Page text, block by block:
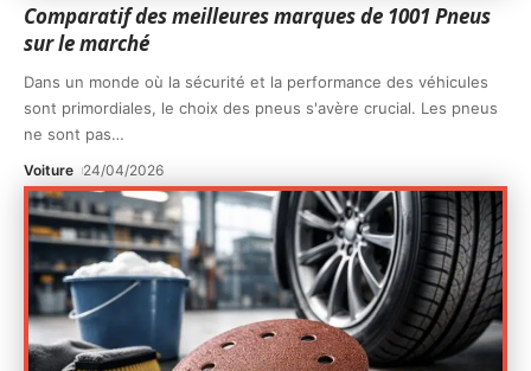
Comparatif des meilleures marques de 1001 Pneus
sur le marché
Dans un monde où la sécurité et la performance des véhicules
sont primordiales, le choix des pneus s'avère crucial. Les pneus
ne sont pas…
Voiture 24/04/2026